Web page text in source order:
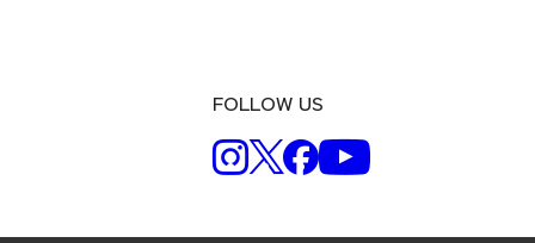
FOLLOW US